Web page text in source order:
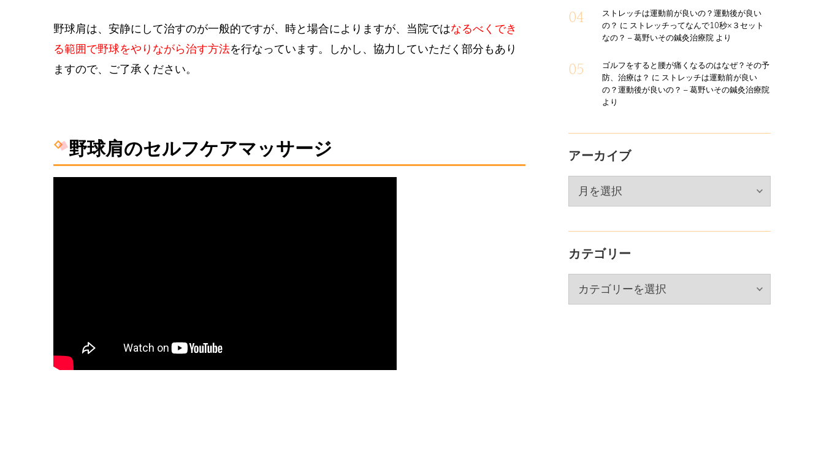
野球肩は、安静にして治すのが一般的ですが、時と場合によりますが、当院ではなるべくでき
る範囲で野球をやりながら治す方法を行なっています。しかし、協力していただく部分もあり
ますので、ご了承ください。
野球肩のセルフケアマッサージ
ストレッチは運動前が良いの？運動後が良い
の？ に ストレッチってなんで10秒×３セット
なの？ – 葛野いその鍼灸治療院 より
ゴルフをすると腰が痛くなるのはなぜ？その予
防、治療は？ に ストレッチは運動前が良い
の？運動後が良いの？ – 葛野いその鍼灸治療院
より
アーカイブ
ー
イ
カテゴリー
テ